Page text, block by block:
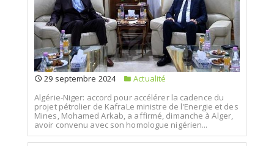
29 septembre 2024
Actualité
Algérie-Niger: accord pour accélérer la cadence du
projet pétrolier de KafraLe ministre de l'Energie et des
Mines, Mohamed Arkab, a affirmé, dimanche à Alger,
avoir convenu avec son homologue nigérien...